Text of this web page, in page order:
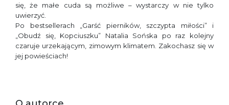
się, że małe cuda są możliwe – wystarczy w nie tylko
uwierzyć.
Po bestsellerach „Garść pierników, szczypta miłości” i
„Obudź się, Kopciuszku” Natalia Sońska po raz kolejny
czaruje urzekającym, zimowym klimatem. Zakochasz się w
jej powieściach!